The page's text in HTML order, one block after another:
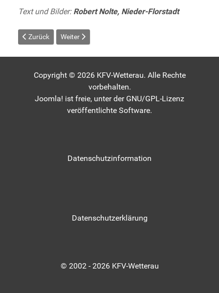
Text und Bilder: Robert Nolte, Nieder-Florstadt
Vorheriger Beitrag: Bezirksverband Hessen-Darmstadt tagte in
Zurück Nächster Beitrag: Reichelsheim: Michael Paulencu
Weiter
Copyright © 2026 KFV-Wetterau. Alle Rechte
vorbehalten.
Joomla! ist freie, unter der GNU/GPL-Lizenz
veröffentlichte Software.
Datenschutzinformation
Datenschutzerklärung
© 2002 - 2026 KFV-Wetterau